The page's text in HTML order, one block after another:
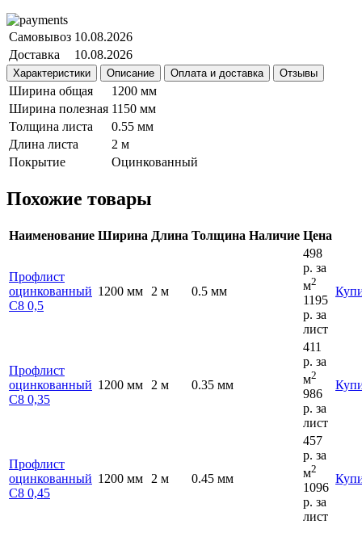
Самовывоз 10.08.2026
Доставка
10.08.2026
Характеристики Описание Оплата и доставка Отзывы
Ширина общая
1200 мм
Ширина полезная 1150 мм
Толщина листа
0.55 мм
Длина листа
2 м
Покрытие
Оцинкованный
Похожие товары
Наименование Ширина Длина Толщина Наличие Цена
Профлист
оцинкованный
С8 0,5
1200 мм 2 м 0.5 мм
498
р. за
м2
1195
р. за
лист
Профлист
оцинкованный
С8 0,35
1200 мм 2 м 0.35 мм
411
р. за
м2
986
р. за
лист
Профлист
оцинкованный
С8 0,45
1200 мм 2 м 0.45 мм
457
р. за
м2
1096
р. за
лист